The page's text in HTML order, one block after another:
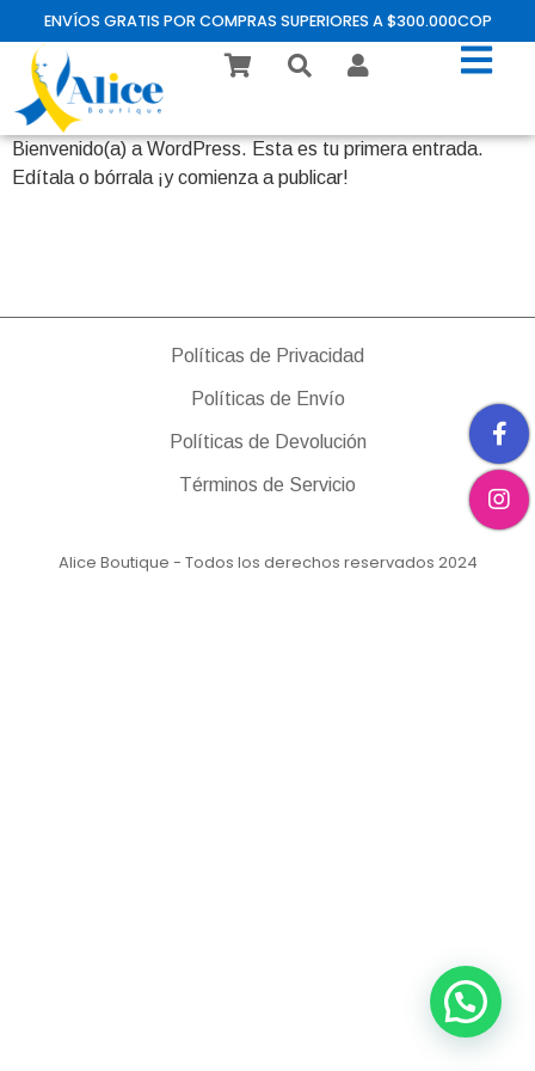
ENVÍOS GRATIS POR COMPRAS SUPERIORES A $300.000COP
Bienvenido(a) a WordPress. Esta es tu primera entrada.
Edítala o bórrala ¡y comienza a publicar!
Políticas de Privacidad
Políticas de Envío
Políticas de Devolución
Términos de Servicio
Alice Boutique - Todos los derechos reservados 2024